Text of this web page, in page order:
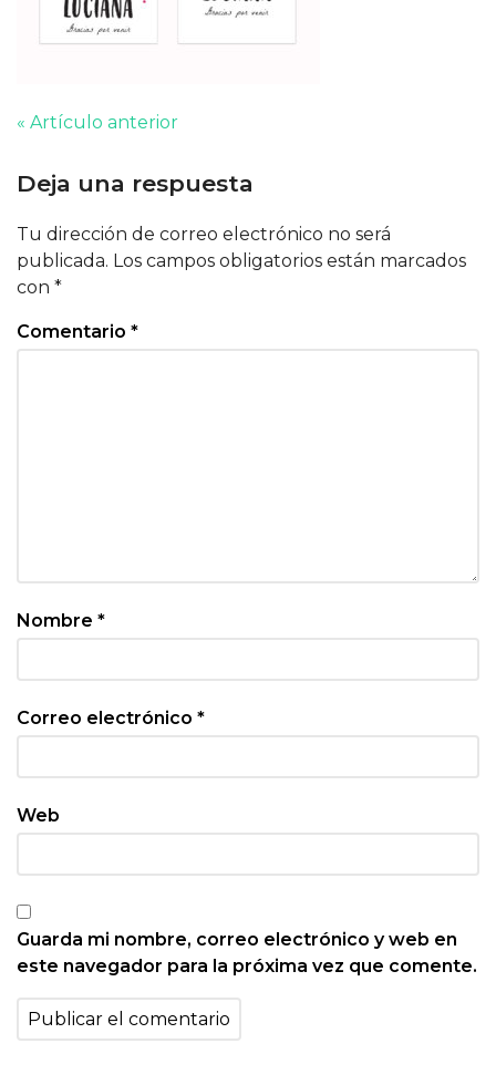
« Artículo anterior
Deja una respuesta
Tu dirección de correo electrónico no será
publicada. Los campos obligatorios están marcados
con *
Comentario *
Nombre *
Correo electrónico *
Web
Guarda mi nombre, correo electrónico y web en
este navegador para la próxima vez que comente.